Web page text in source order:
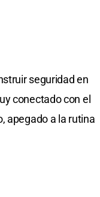
seguridad en
conectado con el
apegado a la rutina